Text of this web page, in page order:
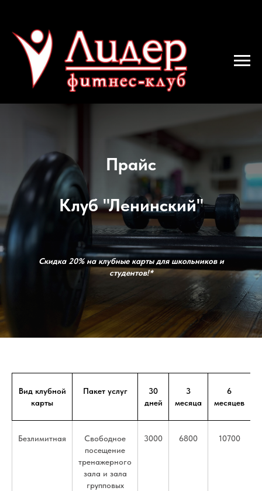
Прайс
Клуб "Ленинский"
Скидка 20% на клубные карты для школьников и
студентов!*
Вид клубной
карты
Пакет услуг
30
дней
3
месяца
6
месяцев
Безлимитная
Свободное
посещение
тренажерного
зала и зала
групповых
3000 6800 10700